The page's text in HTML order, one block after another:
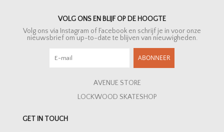
VOLG ONS EN BLIJF OP DE HOOGTE
Volg ons via Instagram of Facebook en schrijf je in voor onze
nieuwsbrief om up-to-date te blijven van nieuwigheden.
ABONNEER
AVENUE STORE
LOCKWOOD SKATESHOP
GET IN TOUCH